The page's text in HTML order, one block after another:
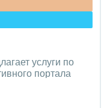
услуги по
портала
рынке Беларуси